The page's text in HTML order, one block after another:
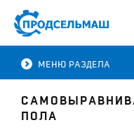
МЕНЮ РАЗДЕЛА
ПОЛА